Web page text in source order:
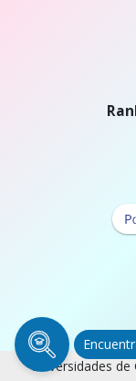
Universidades